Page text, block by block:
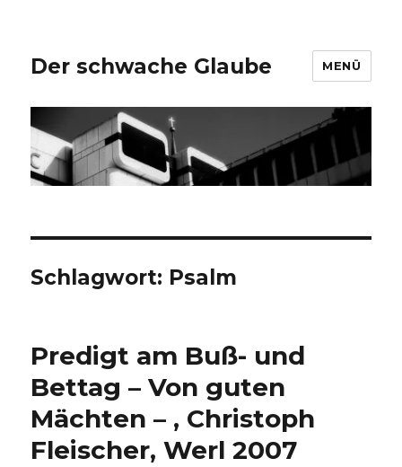
Der schwache Glaube MENÜ
Schlagwort: Psalm
Predigt am Buß- und
Bettag – Von guten
Mächten – , Christoph
Fleischer, Werl 2007